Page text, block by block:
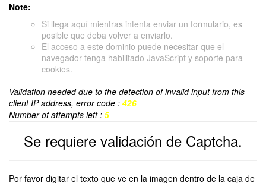
Note:
Si llega aquí mientras intenta enviar un formulario, es
posible que deba volver a enviarlo.
El acceso a este dominio puede necesitar que el
navegador tenga habilitado JavaScript y soporte para
cookies.
Validation needed due to the detection of invalid input from this
client IP address, error code : 426
Number of attempts left : 5
Se requiere validación de Captcha.
Por favor digitar el texto que ve en la imagen dentro de la caja de